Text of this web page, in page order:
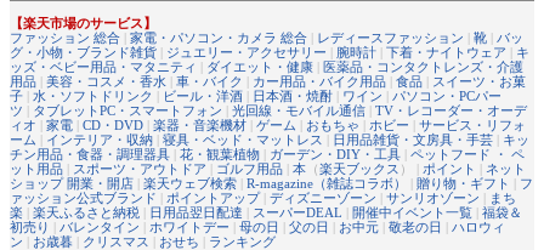
【楽天市場のサービス】
ファッション 総合 | 家電・パソコン・カメラ 総合 | レディースファッション | 靴 | バッ
グ・小物・ブランド雑貨 | ジュエリー・アクセサリー | 腕時計 | 下着・ナイトウェア | キ
ッズ・ベビー用品・マタニティ | ダイエット・健康 | 医薬品・コンタクトレンズ・介護
用品 | 美容・コスメ・香水 | 車・バイク | カー用品・バイク用品 | 食品 | スイーツ・お菓
子 | 水・ソフトドリンク | ビール・洋酒 | 日本酒・焼酎 | ワイン | パソコン・PCパー
ツ | タブレットPC・スマートフォン | 光回線・モバイル通信 | TV・レコーダー・オーデ
ィオ | 家電 | CD・DVD | 楽器・音楽機材 | ゲーム | おもちゃ | ホビー | サービス・リフォ
ーム | インテリア・収納 | 寝具・ベッド・マットレス | 日用品雑貨・文房具・手芸 | キッ
チン用品・食器・調理器具 | 花・観葉植物 | ガーデン・DIY・工具 | ペットフード ・ ペ
ット用品 | スポーツ・アウトドア | ゴルフ用品 | 本 （楽天ブックス ） | ポイント | ネット
ショップ 開業・開店 | 楽天ウェブ検索 | R-magazine（雑誌コラボ） | 贈り物・ギフト | フ
ァッション公式ブランド | ポイントアップ| ディズニーゾーン | サンリオゾーン | まち
楽 | 楽天ふるさと納税 | 日用品翌日配達 | スーパーDEAL | 開催中イベント一覧 | 福袋＆
初売り | バレンタイン | ホワイトデー | 母の日 | 父の日 | お中元 | 敬老の日 | ハロウィ
ン | お歳暮 | クリスマス | おせち | ランキング